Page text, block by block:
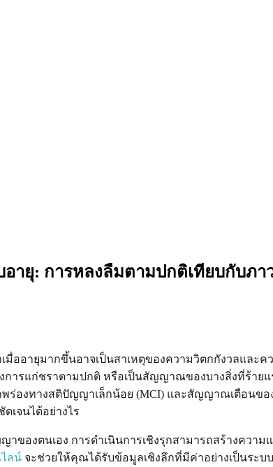
ายุ: การหลงลืมตามปกติเทียบกับภ
มื่ออายุมากขึ้นอาจเป็นสาเหตุของความวิตกกังวลแล
การแก่ชราตามปกติ หรือเป็นสัญญาณของบางสิ่งที่ร้ายแ
ร่องทางสติปัญญาเล็กน้อย (MCI) และสัญญาณเตือนขอ
เจนได้อย่างไร
องตนเอง การดำเนินการเชิงรุกสามารถสร้างควา
ลน์ จะช่วยให้คุณได้รับข้อมูลเชิงลึกที่มีค่าอย่างเป็นระบบ